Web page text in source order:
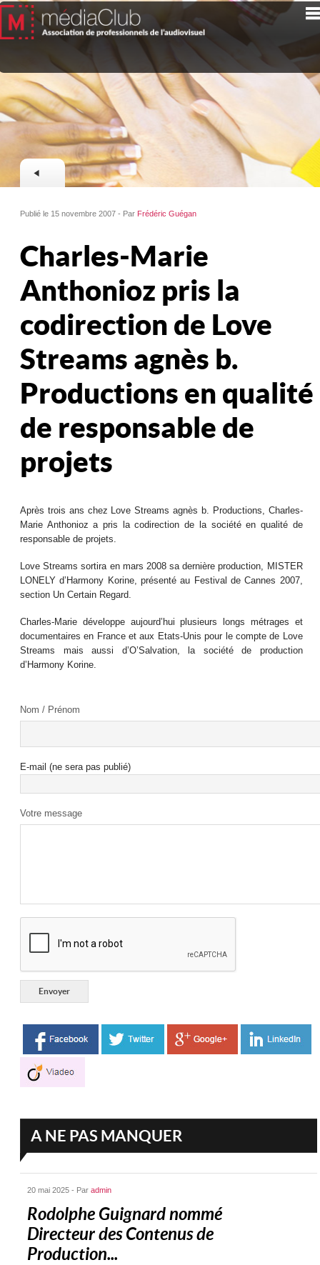
Publié le 15 novembre 2007 - Par Frédéric Guégan
Charles-Marie
Anthonioz pris la
codirection de Love
Streams agnès b.
Productions en qualité
de responsable de
projets
Après trois ans chez Love Streams agnès b. Productions, Charles-
Marie Anthonioz a pris la codirection de la société en qualité de
responsable de projets.
Love Streams sortira en mars 2008 sa dernière production, MISTER
LONELY d’Harmony Korine, présenté au Festival de Cannes 2007,
section Un Certain Regard.
Charles-Marie développe aujourd’hui plusieurs longs métrages et
documentaires en France et aux Etats-Unis pour le compte de Love
Streams mais aussi d’O’Salvation, la société de production
d’Harmony Korine.
Nom / Prénom
E-mail (ne sera pas publié)
Votre message
A NE PAS MANQUER
20 mai 2025 - Paradmin
Rodolphe Guignard nommé
Directeur des Contenus de
Production...